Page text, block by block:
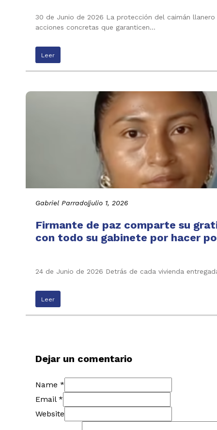
30 de Junio de 2026 La protección del caimán llanero
acciones concretas que garanticen…
Leer
Gabriel Parrado|julio 1, 2026
Firmante de paz comparte su
con todo su gabinete por hacer
24 de Junio de 2026 Detrás de cada vivienda
Leer
Dejar un comentario
Name *
Email *
Website